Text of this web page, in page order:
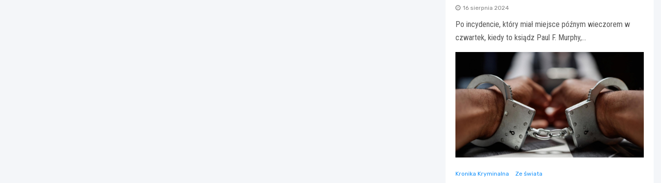
16 sierpnia 2024
Po incydencie, który miał miejsce późnym wieczorem w
czwartek, kiedy to ksiądz Paul F. Murphy,…
Kronika Kryminalna Ze świata